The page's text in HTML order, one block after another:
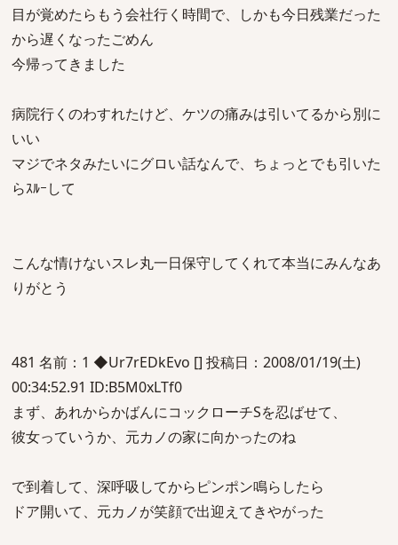
目が覚めたらもう会社行く時間で、しかも今日残業だった
から遅くなったごめん
今帰ってきました
病院行くのわすれたけど、ケツの痛みは引いてるから別に
いい
マジでネタみたいにグロい話なんで、ちょっとでも引いた
らｽﾙｰして
こんな情けないスレ丸一日保守してくれて本当にみんなあ
りがとう
481 名前：1 ◆Ur7rEDkEvo [] 投稿日：2008/01/19(土)
00:34:52.91 ID:B5M0xLTf0
まず、あれからかばんにコックローチSを忍ばせて、
彼女っていうか、元カノの家に向かったのね
で到着して、深呼吸してからピンポン鳴らしたら
ドア開いて、元カノが笑顔で出迎えてきやがった